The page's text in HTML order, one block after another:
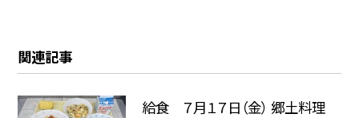
関連記事
給食 ７月１７日（金） 郷土料理